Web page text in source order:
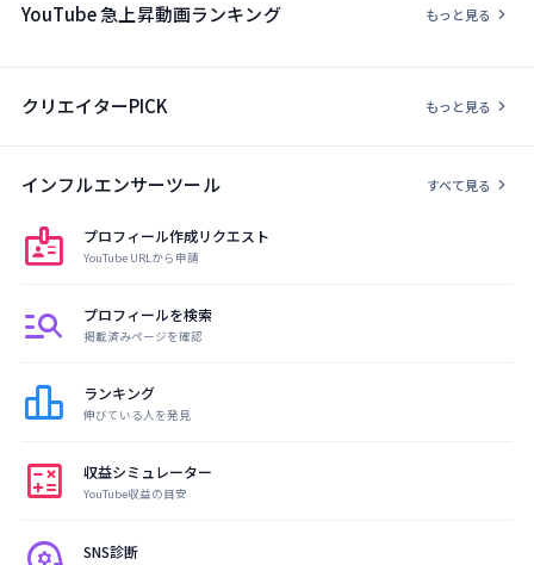
YouTube 急上昇動画ランキング もっと見る chevron_right
クリエイターPICK もっと見る chevron_right
インフルエンサーツール すべて見る chevron_right
badge プロフィール作成リクエスト
YouTube URLから申請
manage_search プロフィールを検索
掲載済みページを確認
leaderboard ランキング
伸びている人を発見
calculate 収益シミュレーター
YouTube収益の目安
SNS診断